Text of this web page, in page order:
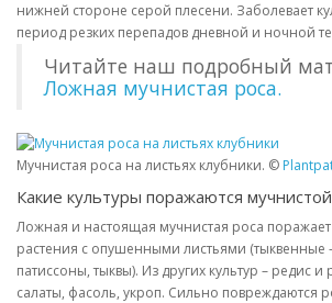
нижней стороне серой плесени. Заболевает
период резких перепадов дневной и ночной
Читайте наш подробный
Ложная мучнистая роса.
Мучнистая роса на листьях клубники. ©
Какие культуры поражаются
Ложная и настоящая мучнистая роса
растения с опушенными листьями (тыквенные
патиссоны, тыквы). Из других культур – редис и
салаты, фасоль, укроп. Сильно повреждаются